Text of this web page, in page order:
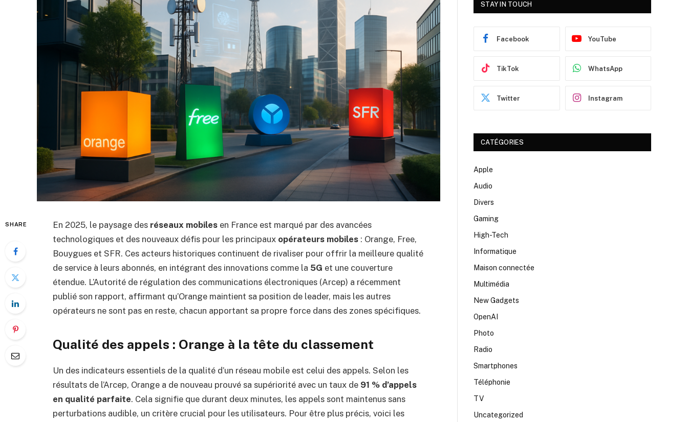
SHARE En 2025, le paysage des réseaux mobiles en France est marqué par des avancées
technologiques et des nouveaux défis pour les principaux opérateurs mobiles : Orange, Free,
Bouygues et SFR. Ces acteurs historiques continuent de rivaliser pour offrir la meilleure qualité
de service à leurs abonnés, en intégrant des innovations comme la 5G et une couverture
étendue. L’Autorité de régulation des communications électroniques (Arcep) a récemment
publié son rapport, affirmant qu’Orange maintient sa position de leader, mais les autres
opérateurs ne sont pas en reste, chacun apportant sa propre force dans des zones spécifiques.
Qualité des appels : Orange à la tête du classement
Un des indicateurs essentiels de la qualité d’un réseau mobile est celui des appels. Selon les
résultats de l’Arcep, Orange a de nouveau prouvé sa supériorité avec un taux de 91 % d’appels
en qualité parfaite. Cela signifie que durant deux minutes, les appels sont maintenus sans
perturbations audible, un critère crucial pour les utilisateurs. Pour être plus précis, voici les
STAY IN TOUCH
Facebook YouTube
TikTok WhatsApp
Twitter Instagram
CATÉGORIES
Apple
Audio
Divers
Gaming
High-Tech
Informatique
Maison connectée
Multimédia
New Gadgets
OpenAI
Photo
Radio
Smartphones
Téléphonie
TV
Uncategorized